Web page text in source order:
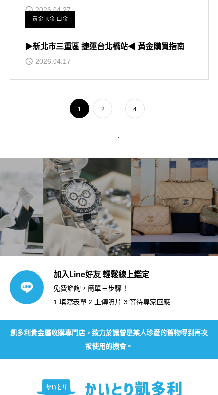
2026.04.27
黃金 K金 白金
▶新北市三重區 捷運台北橋站◀ 黃金購買指南
2026.04.17
1 2 4
加入Line好友 輕鬆線上鑑定
免費諮詢，簡單三步驟！
1.填寫表單 2.上傳照片 3.等待專家回應
凱多利貴金屬收購專門店，致力於讓曾是某人珍愛的舊物得到再次
被使用的機會。